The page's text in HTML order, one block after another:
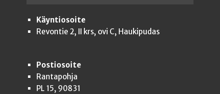
Käyntiosoite
Revontie 2, II krs, ovi C, Haukipudas
Postiosoite
Rantapohja
PL 15, 90831